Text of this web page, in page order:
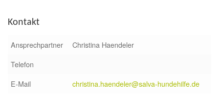
Sicherheitsgeschirr
Mittelmeerkrankheiten
Leishmaniose
Kontakt
Ansprechpartner
Christina Haendeler
Telefon
E-Mail
christina.haendeler@salva-hundehilfe.de